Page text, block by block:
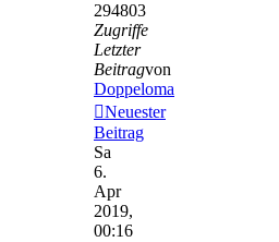
294803
Zugriffe
Letzter
Beitragvon
Doppeloma
Neuester
Beitrag
Sa
6.
Apr
2019,
00:16